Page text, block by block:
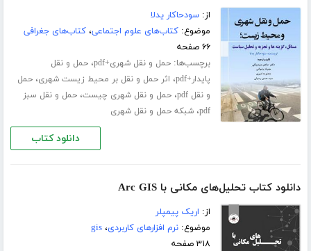
از:سودحاکار یدلا
موضوع:کتاب‌های علوم اجتماعی،کتاب‌های جغرافی
۶۶ صفحه
برچسب‌ها:حمل و نقل شهری+pdf ،حمل و نقل
پایدار+pdf
، اثر حمل و نقل بر محیط زیست شهری،حمل
و نقل pdf
،حمل و نقل شهری چیست،حمل و نقل سبز
pdf،شبکه حمل و نقل شهری
دانلود کتاب
دانلود کتاب تحلیل‌های مکانی با Arc GIS
از: اریک پیمپلر
موضوع:نرم افزارهای کاربردی،gis
۳۱۸ صفحه